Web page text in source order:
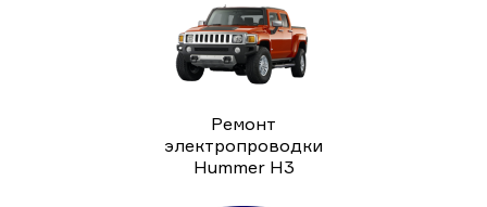
Ремонт
электропроводки
Hummer H3